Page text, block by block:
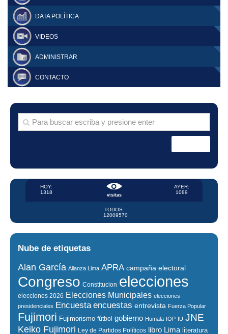
DATA POLÍTICA
VIDEOS
ADMINISTRAR
CONTACTO
visitas
HOY:
1318
AYER:
1089
TODOS:
12009570
Nube de etiquetas
Alan García Alianza Lima APRA campaña electoral
Congreso Constitucion elecciones
elecciones 2026 Elecciones Municipales elecciones
presidenciales Encuesta encuestas entrevista Fuerza Popular
Fujimori Fujimorismo fútbol gobierno Humala IOP IU JNE
Keiko Fujimori Ley de Partidos Políticos libro Lima literatura